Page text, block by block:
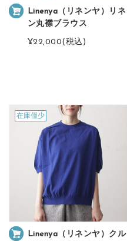
Linenya（リネンヤ）リネ
ン丸襟ブラウス
¥22,000(税込)
在庫僅少
Linenya（リネンヤ）クル